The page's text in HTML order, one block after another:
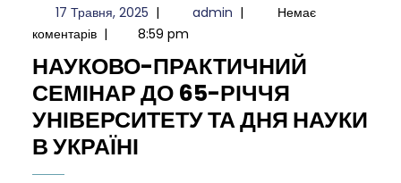
17 Травня, 202517
Травня,
2025
| admin admin
|
Немає
коментарів | 8:59 pm
НАУКОВО-ПРАКТИЧНИЙ
СЕМІНАР ДО 65-РІЧЧЯ
УНІВЕРСИТЕТУ ТА ДНЯ НАУКИ
В УКРАЇНІ